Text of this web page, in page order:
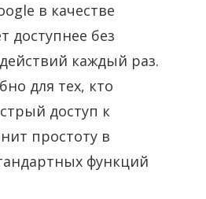
в качестве
доступнее без
каждый раз.
для тех, кто
доступ к
простоту в
функций